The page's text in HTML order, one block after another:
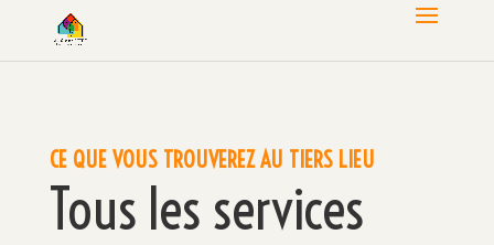
CE QUE VOUS TROUVEREZ AU TIERS LIEU
Tous les services